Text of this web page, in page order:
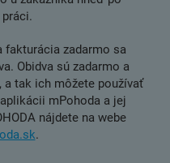
fakturácia zadarmo sa
Obidva sú zadarmo a
a tak ich môžete používať
mPohoda a jej
nájdete na webe
.